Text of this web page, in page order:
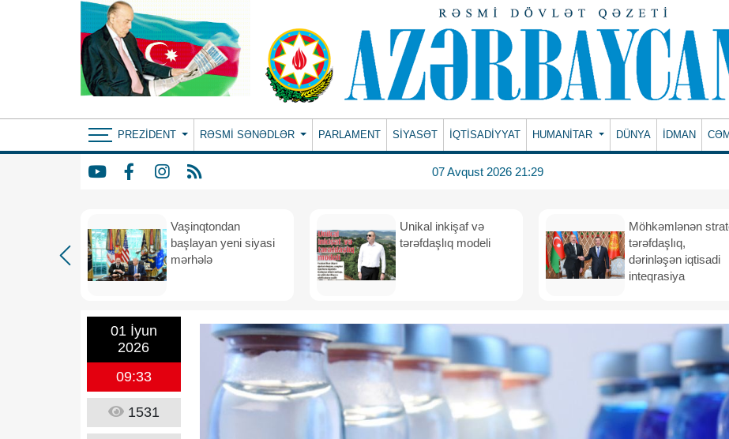
PREZIDENT RƏSMI SƏNƏDLƏR PARLAMENT SİYASƏT İQTİSADİYYAT HUMANITAR DÜNYA İDMAN
07 Avqust 2026 21:29
Vaşinqtondan
başlayan yeni siyasi
mərhələ
Unikal inkişaf və
tərəfdaşlıq modeli
Möhkəmlənən
tərəfdaşlıq,
dərinləşən iqtisadi
inteqrasiya
01 İyun
2026
09:33
1531